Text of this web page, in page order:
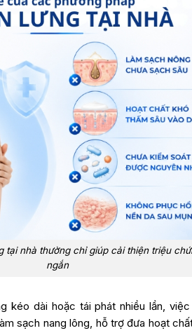
tại nhà thường chỉ giúp cải thiện triệu
ngắn
kéo dài hoặc tái phát nhiều lần,
sạch nang lông, hỗ trợ đưa hoạt